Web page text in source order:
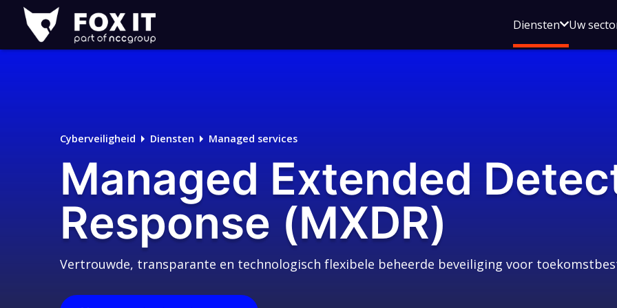
Fox-
IT
Logo
DienstenOpen
voor
Uw
Cyberveiligheid Diensten Managed services
Managed Extended
Response (MXDR)
Vertrouwde, transparante en technologisch flexibele beheerde beveiliging voor